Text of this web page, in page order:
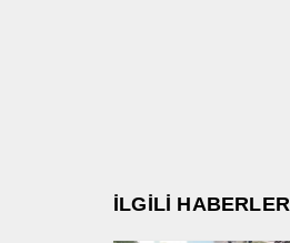
İLGİLİ HABERLER